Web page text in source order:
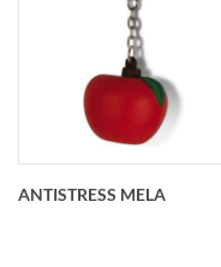
Portachiavi
antistress Lampadina
Personalizzato O 38
mm x 58 mm
ANTISTRESS MELA